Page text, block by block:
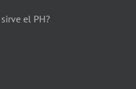
el PH?